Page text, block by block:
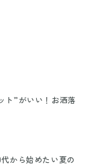
ト”がいい！お洒落
から始めたい夏の